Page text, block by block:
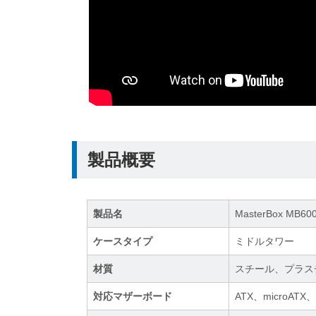
製品概要
製品名 MasterBox
ケースタイプ ミドルタワー
材質 スチール、プラス
対応マザーボード ATX、microATX